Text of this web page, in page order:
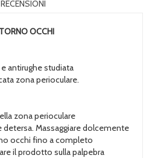
RECENSIONI
OCCHI
antirughe studiata
zona perioculare.
zona perioculare
Massaggiare dolcemente
occhi fino a completo
il prodotto sulla palpebra